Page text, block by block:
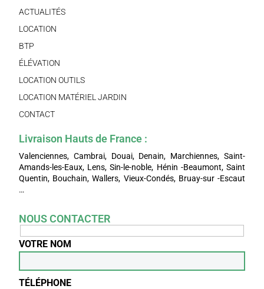
ACTUALITÉS
LOCATION
BTP
ÉLÉVATION
LOCATION OUTILS
LOCATION MATÉRIEL JARDIN
CONTACT
Livraison Hauts de France :
Valenciennes, Cambrai, Douai, Denain, Marchiennes, Saint-
Amands-les-Eaux, Lens, Sin-le-noble, Hénin -Beaumont, Saint
Quentin, Bouchain, Wallers, Vieux-Condés, Bruay-sur -Escaut
…
NOUS CONTACTER
VOTRE NOM
TÉLÉPHONE